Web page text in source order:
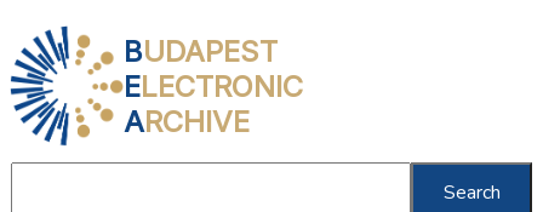
BUDAPEST
ELECTRONIC
ARCHIVE
Search